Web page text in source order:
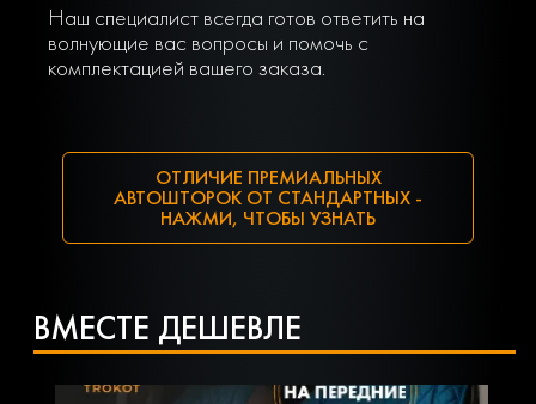
Наш специалист всегда готов ответить на
волнующие вас вопросы и помочь с
комплектацией вашего заказа.
ОТЛИЧИЕ ПРЕМИАЛЬНЫХ
АВТОШТОРОК ОТ СТАНДАРТНЫХ -
НАЖМИ, ЧТОБЫ УЗНАТЬ
ВМЕСТЕ ДЕШЕВЛЕ